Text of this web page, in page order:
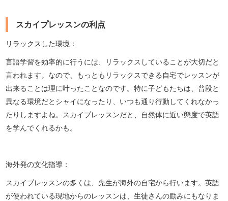
スカイプレッスンの利点
リラックスした環境：
言語学習を効率的に行うには、リラックスしていることが大切だと
言われます。なので、もっともリラックスできる自宅でレッスンが
出来ることは理に叶ったことなのです。特に子どもたちは、普段と
異なる環境だとシャイになったり、いつも通り行動してくれなかっ
たりしますよね。スカイプレッスンだと、自然体に近い態度で英語
を学んでくれるかも。
海外発の文化指導：
スカイプレッスンの多くは、先生が海外の自宅から行います。英語
が使われている現地からのレッスンは、生徒さんの励みにもなりま